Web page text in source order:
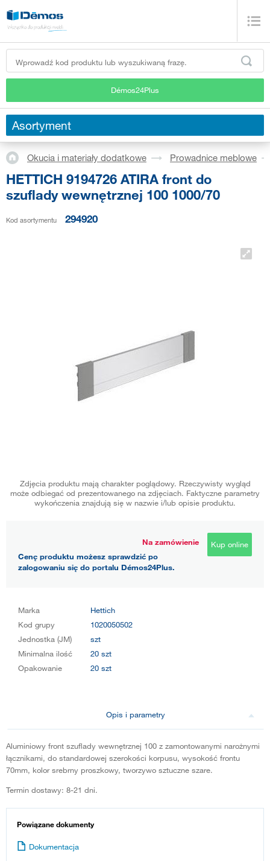
Démos24Plus
Asortyment
Okucia i materiały dodatkowe Prowadnice meblowe
HETTICH 9194726 ATIRA front do
szuflady wewnętrznej 100 1000/70
Kod asortymentu 294920
Zdjęcia produktu mają charakter poglądowy. Rzeczywisty wygląd
może odbiegać od prezentowanego na zdjęciach. Faktyczne parametry
wykończenia znajdują się w nazwie i/lub opisie produktu.
Na zamówienie
Cenę produktu możesz sprawdzić po
zalogowaniu się do portalu Démos24Plus.
Kup online
Marka
Hettich
Kod grupy
1020050502
Jednostka (JM)
szt
Minimalna ilość
20 szt
Opakowanie
20 szt
Opis i parametry
Aluminiowy front szuflady wewnętrznej 100 z zamontowanymi narożnymi
łącznikami, do standardowej szerokości korpusu, wysokość frontu
70mm, kolor srebrny proszkowy, tworzywo sztuczne szare.
Termin dostawy: 8-21 dni.
Powiązane dokumenty
Dokumentacja